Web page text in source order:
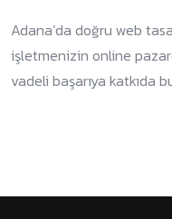
Adana’da doğru web
işletmenizin online
vadeli başarıya katkıda